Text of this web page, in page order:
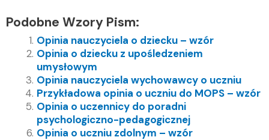
Podobne Wzory Pism:
Opinia nauczyciela o dziecku – wzór
Opinia o dziecku z upośledzeniem
umysłowym
Opinia nauczyciela wychowawcy o uczniu
Przykładowa opinia o uczniu do MOPS – wzór
Opinia o uczennicy do poradni
psychologiczno-pedagogicznej
Opinia o uczniu zdolnym – wzór